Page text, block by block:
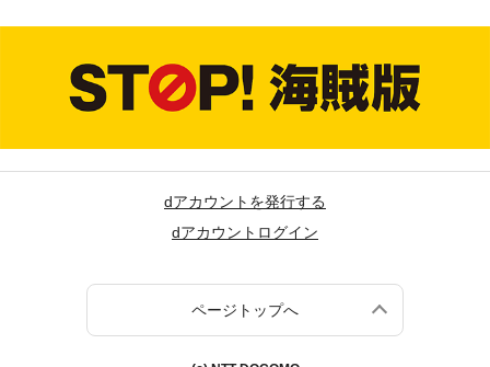
dアカウントを発行する
dアカウントログイン
ページトップへ